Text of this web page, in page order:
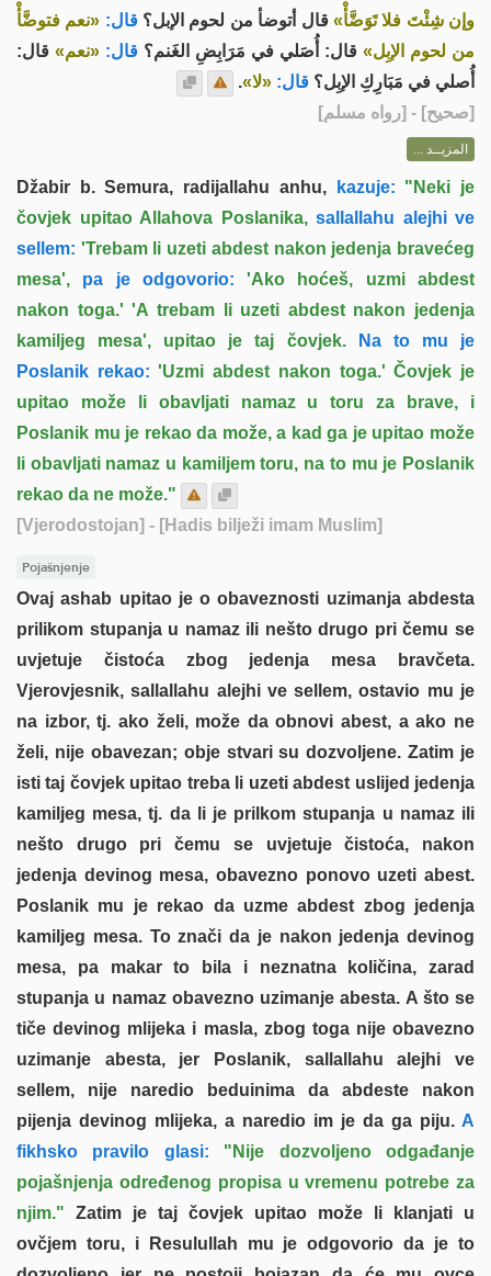
وإن شِئْتَ فلا تَوَضَّأْ» قال أتوضأ من لحوم الإبل؟ قال: «نعم فتوضَّأْ
من لحوم الإبِل» قال: أُصَلي في مَرَابِضِ الغَنم؟ قال: «نعم» قال:
أُصلي في مَبَارِكِ الإبِل؟ قال: «لا».
[صحيح] - [رواه مسلم]
المزيــد ...
Džabir b. Semura, radijallahu anhu,kazuje: "Neki je
čovjek upitao Allahova Poslanika,sallallahu alejhi ve
sellem: 'Trebam li uzeti abdest nakon jedenja bravećeg
mesa', pa je odgovorio: 'Ako hoćeš, uzmi abdest
nakon toga.' 'A trebam li uzeti abdest nakon jedenja
kamiljeg mesa', upitao je taj čovjek.Na to mu je
Poslanik rekao: 'Uzmi abdest nakon toga.' Čovjek je
upitao može li obavljati namaz u toru za brave, i
Poslanik mu je rekao da može, a kad ga je upitao može
li obavljati namaz u kamiljem toru, na to mu je Poslanik
rekao da ne može."
[Vjerodostojan] - [Hadis bilježi imam Muslim]
Pojašnjenje
Ovaj ashab upitao je o obaveznosti uzimanja abdesta
prilikom stupanja u namaz ili nešto drugo pri čemu se
uvjetuje čistoća zbog jedenja mesa bravčeta.
Vjerovjesnik, sallallahu alejhi ve sellem, ostavio mu je
na izbor, tj. ako želi, može da obnovi abest, a ako ne
želi, nije obavezan; obje stvari su dozvoljene. Zatim je
isti taj čovjek upitao treba li uzeti abdest uslijed jedenja
kamiljeg mesa, tj. da li je prilkom stupanja u namaz ili
nešto drugo pri čemu se uvjetuje čistoća, nakon
jedenja devinog mesa, obavezno ponovo uzeti abest.
Poslanik mu je rekao da uzme abdest zbog jedenja
kamiljeg mesa. To znači da je nakon jedenja devinog
mesa, pa makar to bila i neznatna količina, zarad
stupanja u namaz obavezno uzimanje abesta. A što se
tiče devinog mlijeka i masla, zbog toga nije obavezno
uzimanje abesta, jer Poslanik, sallallahu alejhi ve
sellem, nije naredio beduinima da abdeste nakon
pijenja devinog mlijeka, a naredio im je da ga piju. A
fikhsko pravilo glasi:
"Nije dozvoljeno odgađanje
pojašnjenja određenog propisa u vremenu potrebe za
njim." Zatim je taj čovjek upitao može li klanjati u
ovčjem toru, i Resulullah mu je odgovorio da je to